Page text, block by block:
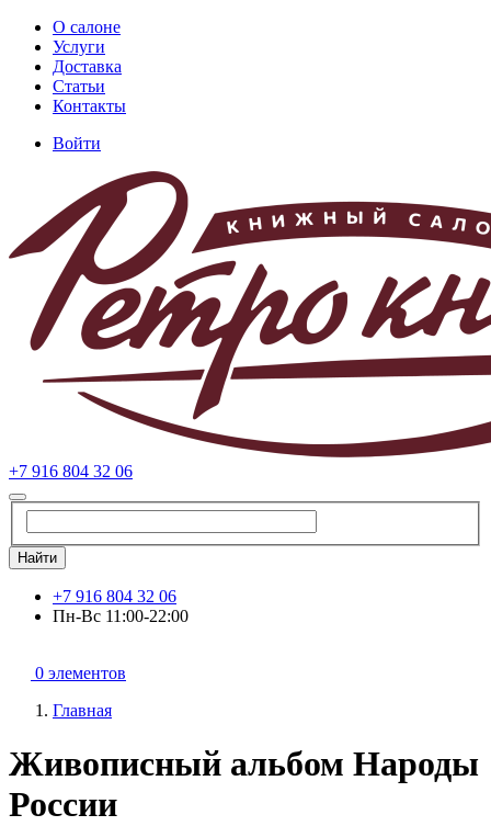
Перейти
основному
содержанию
Основная
навигация
О салоне
Услуги
Доставка
Статьи
Контакты
учётной
записи
пользователя
Войти
+7 916 804 32 06
Найти
+7 916 804 32 06
Пн-Вс 11:00-22:00
0 элементов
Главная
Живописный альбом Народы
России